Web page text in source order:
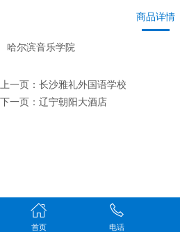
商品详情
哈尔滨音乐学院
上一页： 长沙雅礼外国语学校
下一页： 辽宁朝阳大酒店
首页 电话